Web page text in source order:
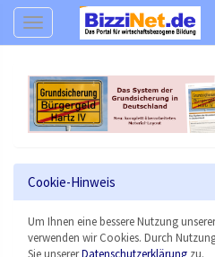
Navigation
Cookie-Hinweis
Um Ihnen eine bessere Nutzung
verwenden wir Cookies. Durch